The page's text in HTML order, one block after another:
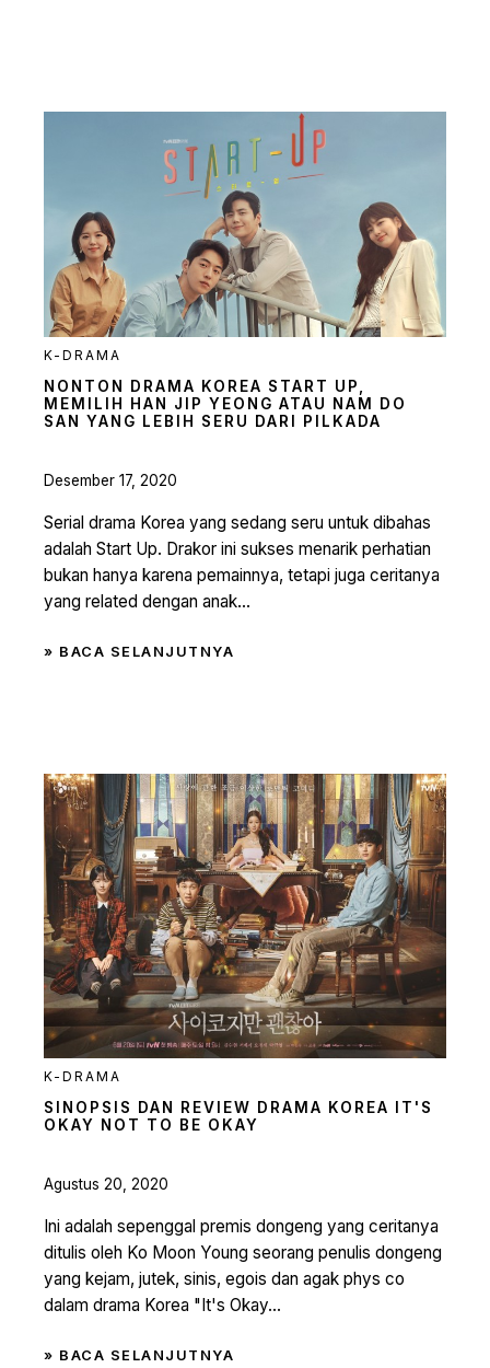
K-DRAMA
NONTON DRAMA KOREA START UP,
MEMILIH HAN JIP YEONG ATAU NAM DO
SAN YANG LEBIH SERU DARI PILKADA
Desember 17, 2020
Serial drama Korea yang sedang seru untuk dibahas
adalah Start Up. Drakor ini sukses menarik perhatian
bukan hanya karena pemainnya, tetapi juga ceritanya
yang related dengan anak...
» BACA SELANJUTNYA
K-DRAMA
SINOPSIS DAN REVIEW DRAMA KOREA IT'S
OKAY NOT TO BE OKAY
Agustus 20, 2020
Ini adalah sepenggal premis dongeng yang ceritanya
ditulis oleh Ko Moon Young seorang penulis dongeng
yang kejam, jutek, sinis, egois dan agak phys co
dalam drama Korea "It's Okay...
» BACA SELANJUTNYA